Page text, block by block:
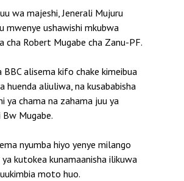
wa majeshi, Jenerali Mujuru
mwenye ushawishi mkubwa
cha Robert Mugabe cha Zanu-PF.
BBC alisema kifo chake kimeibua
huenda aliuliwa, na kusababisha
ya chama na zahama juu ya
Mugabe.
nyumba hiyo yenye milango
kutokea kunamaanisha ilikuwa
moto huo.